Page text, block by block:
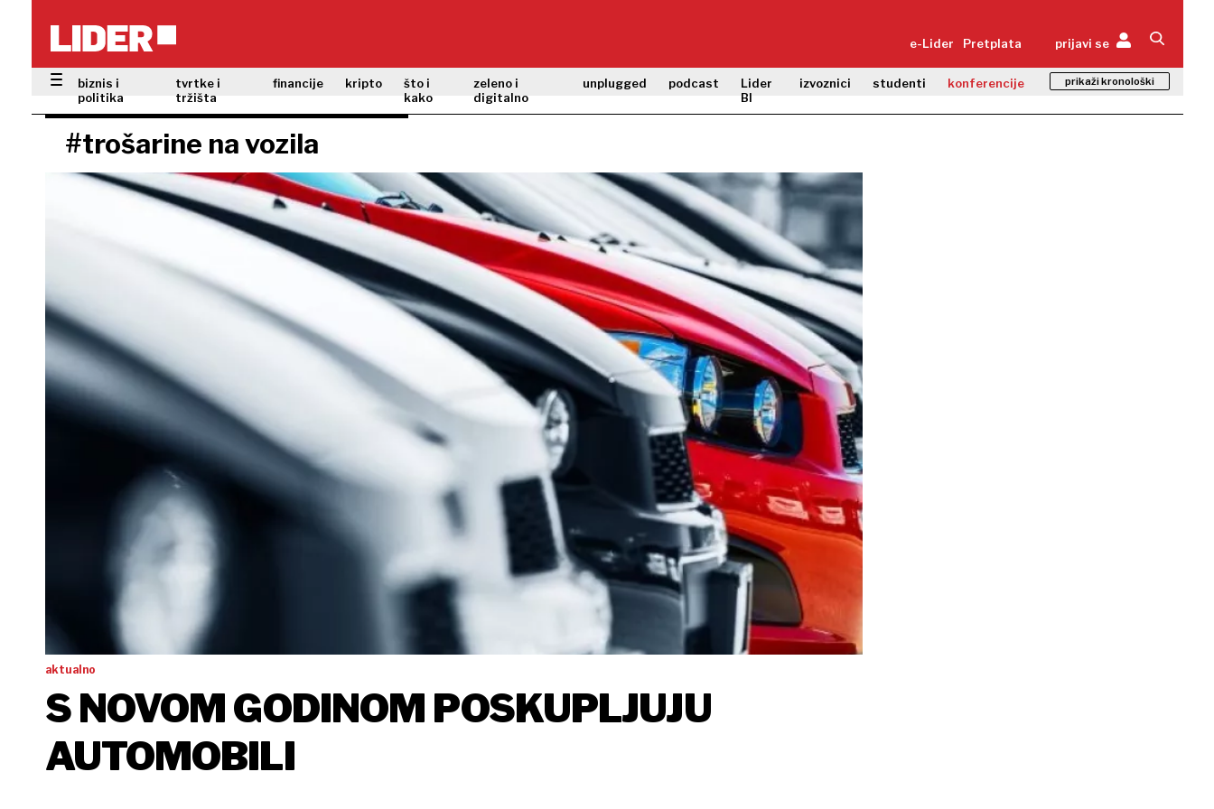
e-Lider Pretplata prijavi se
biznis i
politika
tvrtke i
tržišta
financije kripto
što i
kako
zeleno i
digitalno
unplugged podcast
Lider
BI
izvoznici studenti konferencije prikaži kronološki
#trošarine na vozila
aktualno
S NOVOM GODINOM POSKUPLJUJU
AUTOMOBILI